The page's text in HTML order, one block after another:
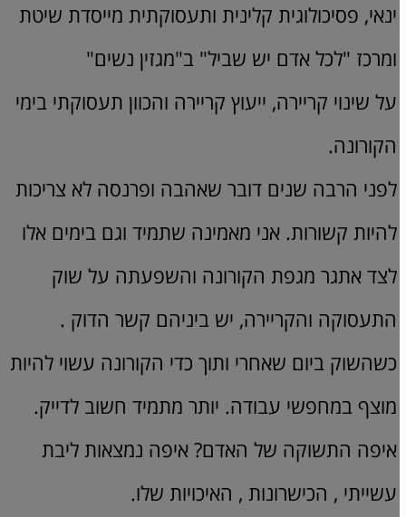
ינאי, פסיכולוגית קלינית ותעסוקתית מייסדת שיטת
ומרכז "לכל אדם יש שביל" ב"מגזין נשים"
על שינוי קריירה, ייעוץ קריירה והכוון תעסוקתי בימי
הקורונה.
לפני הרבה שנים דובר שאהבה ופרנסה לא צריכות
להיות קשורות. אני מאמינה שתמיד וגם בימים אלו
לצד אתגר מגפת הקורונה והשפעתה על שוק
התעסוקה והקריירה, יש ביניהם קשר הדוק .
כשהשוק ביום שאחרי ותוך כדי הקורונה עשוי להיות
מוצף במחפשי עבודה. יותר מתמיד חשוב לדייק.
איפה התשוקה של האדם? איפה נמצאות ליבת
עשייתי , הכישרונות , האיכויות שלו.